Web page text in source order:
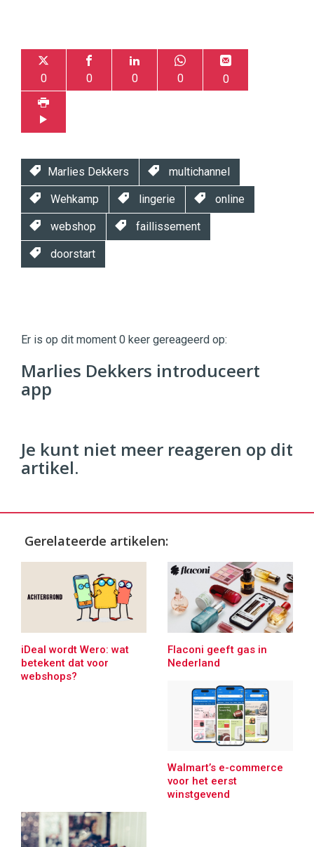
0 0 0 0 0
Marlies Dekkers multichannel
Wehkamp lingerie online
webshop faillissement
doorstart
|
Digital
Commerce https://twinklemagazine.nl
96 54
Er is op dit moment 0 keer gereageerd op:
Marlies Dekkers introduceert
app
Je kunt niet meer reageren op dit
artikel.
Gerelateerde artikelen:
iDeal wordt Wero: wat
betekent dat voor
webshops?
Flaconi geeft gas in
Nederland
Walmart’s e-commerce
voor het eerst
winstgevend